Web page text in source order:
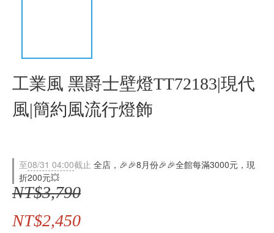
工業風 黑爵士壁燈TT72183|現代
風|簡約風流行燈飾
至08/31 04:00截止 全店，🎉🎉8月份🎉🎉全館每滿3000元，現
折200元💥
NT$3,790
NT$2,450